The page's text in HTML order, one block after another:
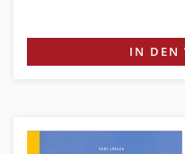
IN DEN